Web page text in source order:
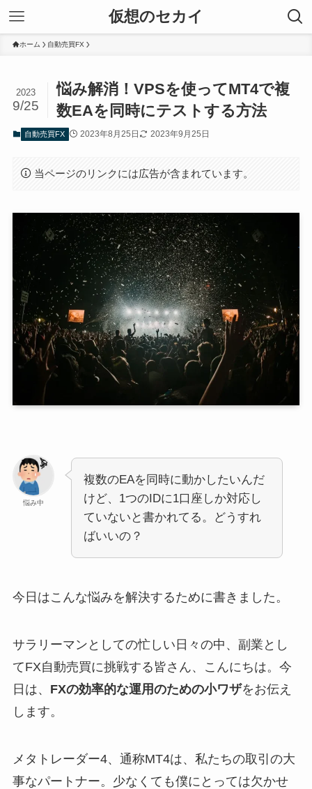
仮想のセカイ
ホーム 自動売買FX
悩み解消！VPSを使ってMT4で複
数EAを同時にテストする方法
2023
9/25
自動売買FX 2023年8月25日 2023年9月25日
当ページのリンクには広告が含まれています。
悩み中
複数のEAを同時に動かしたいんだ
けど、1つのIDに1口座しか対応し
ていないと書かれてる。どうすれ
ばいいの？
今日はこんな悩みを解決するために書きました。
サラリーマンとしての忙しい日々の中、副業とし
てFX自動売買に挑戦する皆さん、こんにちは。今
日は、 FXの効率的な運用のための小ワザをお伝え
します。
メタトレーダー4、通称MT4は、私たちの取引の大
事なパートナー。少なくても僕にとっては欠かせ